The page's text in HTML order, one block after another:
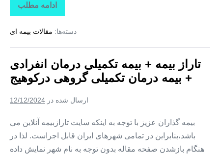
ادامه مطلب
تاراز
بیمه
بیمه
درمان
+
بیمه
درمان
تکمیلی
در
دسته‌ها: مقالات بیمه ای
تاراز بیمه + بیمه تکمیلی درمان انفرادی
+ بیمه درمان تکمیلی گروهی درکوهیج
ارسال شده در 12/12/2024
بیمه گذاران عزیز با توجه به اینکه سایت تارازبیمه آنلاین می
باشد،بنابراین در تمامی شهرهای ایران قابل اجراست. لذا در
هنگام بازشدن صفحه مقاله بدون توجه به نام شهر نمایش داده